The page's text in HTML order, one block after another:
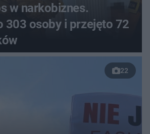
w narkobiznes.
22